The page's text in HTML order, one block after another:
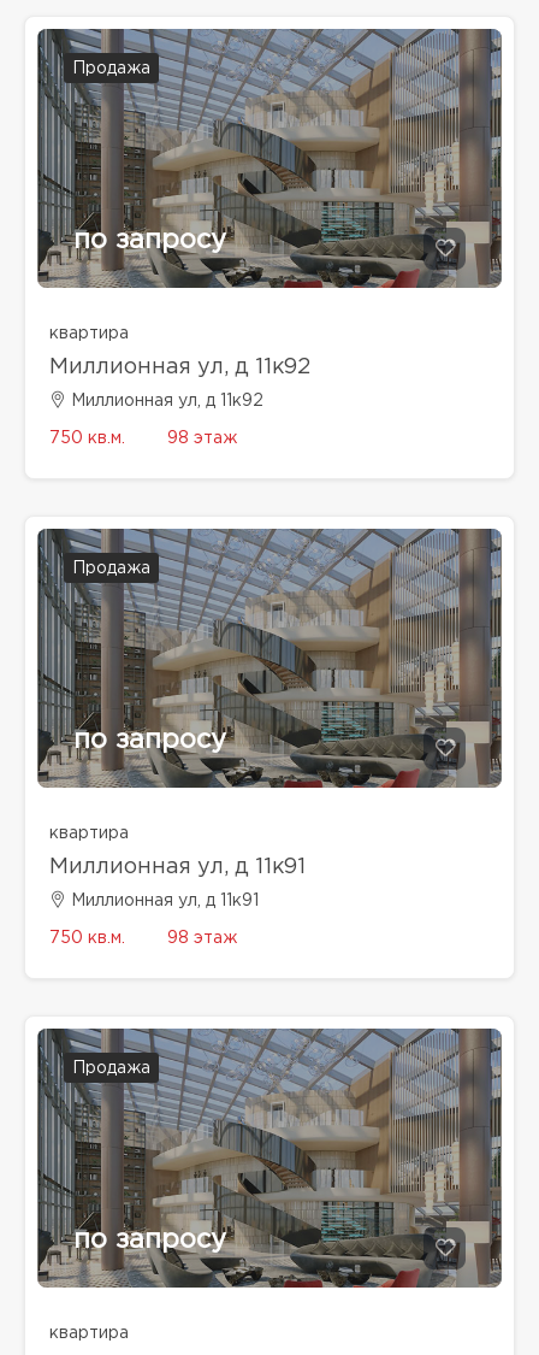
Продажа
по запросу
квартира
Миллионная ул, д 11к92
Миллионная ул, д 11к92
750 кв.м. 98 этаж
Продажа
по запросу
квартира
Миллионная ул, д 11к91
Миллионная ул, д 11к91
750 кв.м. 98 этаж
Продажа
по запросу
квартира